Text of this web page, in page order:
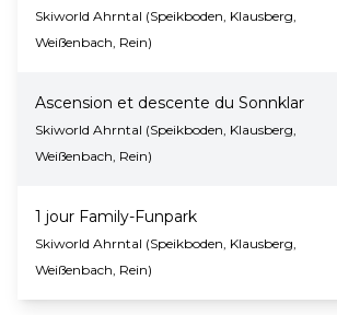
Skiworld Ahrntal (Speikboden, Klausberg,
Weißenbach, Rein)
Ascension et descente du Sonnklar
Skiworld Ahrntal (Speikboden, Klausberg,
Weißenbach, Rein)
1 jour Family-Funpark
Skiworld Ahrntal (Speikboden, Klausberg,
Weißenbach, Rein)